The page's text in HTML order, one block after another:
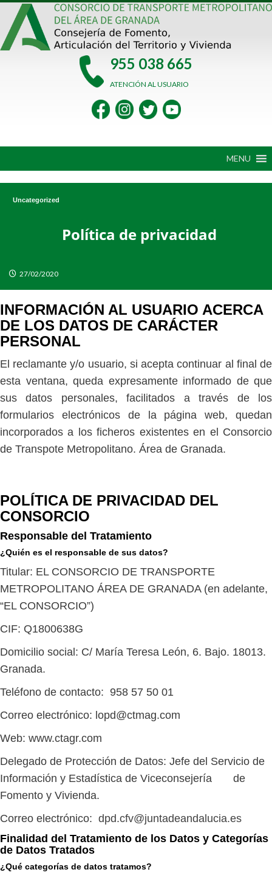
Saltar
contenido
955 038 665
ATENCIÓN AL USUARIO
MENU
Uncategorized
Política de privacidad
27/02/2020
INFORMACIÓN AL USUARIO ACERCA
DE LOS DATOS DE CARÁCTER
PERSONAL
El reclamante y/o usuario, si acepta continuar al final de
esta ventana, queda expresamente informado de que
sus datos personales, facilitados a través de los
formularios electrónicos de la página web, quedan
incorporados a los ficheros existentes en el Consorcio
de Transpote Metropolitano. Área de Granada.
POLÍTICA DE PRIVACIDAD DEL
CONSORCIO
Responsable del Tratamiento
¿Quién es el responsable de sus datos?
Titular: EL CONSORCIO DE TRANSPORTE
METROPOLITANO ÁREA DE GRANADA (en adelante,
“EL CONSORCIO”)
CIF: Q1800638G
Domicilio social: C/ María Teresa León, 6. Bajo. 18013.
Granada.
Teléfono de contacto: 958 57 50 01
Correo electrónico: lopd@ctmag.com
Web: www.ctagr.com
Delegado de Protección de Datos: Jefe del Servicio de
Información y Estadística de Viceconsejería de
Fomento y Vivienda.
Correo electrónico: dpd.cfv@juntadeandalucia.es
Finalidad del Tratamiento de los Datos y Categorías
de Datos Tratados
¿Qué categorías de datos tratamos?